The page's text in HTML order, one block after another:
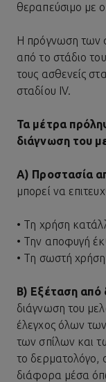
θεραπεύσιμο με
Η πρόγνωση των
από το στάδιο
τους ασθενείς
σταδίου IV.
Τα μέτρα
διάγνωση του
Α) Προστασία
μπορεί να
• Τη χρήση
• Την αποφυγή
• Τη σωστή χρήση
Β) Εξέταση από
διάγνωση του
έλεγχος όλων
των σπίλων και
το δερματολόγο,
διάφορα μέσα